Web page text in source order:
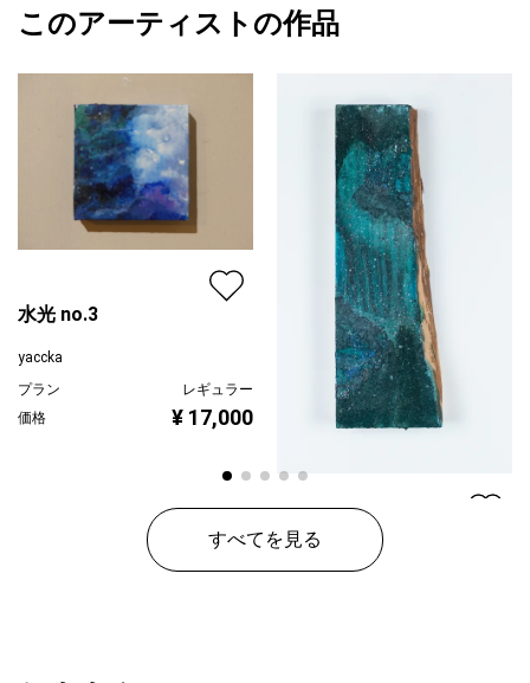
カラー
青
ジャンル
抽象画
配送目安
二週間以内
※お時間をいただければ額装も可能です。
※元の形を生かしているため、左右均等な四角形ではありません。
yaccka
このアーティストの作品
水光 no.3
yaccka
プラン
レギュラー
価格
¥ 17,000
雨奇晴好 -柳- /
Ukiseikou
すべてを見る